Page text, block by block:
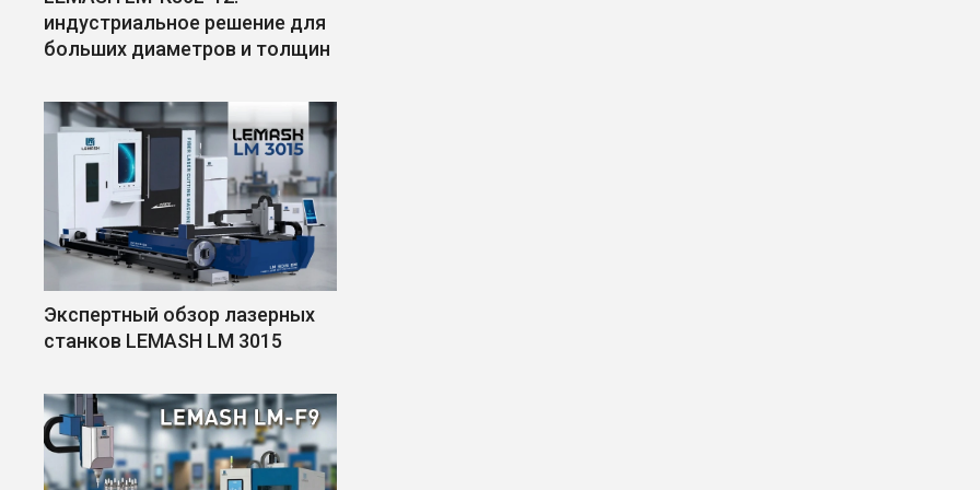
индустриальное решение для
больших диаметров и толщин
Экспертный обзор лазерных
станков LEMASH LM 3015